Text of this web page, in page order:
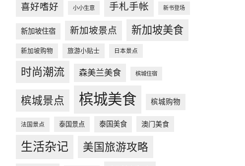
喜好嗜好 小小生意 手札手帐 新书登场
新加坡住宿 新加坡景点 新加坡美食
新加坡购物 旅游小贴士 日本景点
时尚潮流 森美兰美食 槟城住宿
槟城景点 槟城美食 槟城购物
法国景点 泰国景点 泰国美食 澳门美食
生活杂记 美国旅游攻略